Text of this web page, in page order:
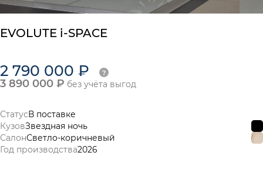
EVOLUTE i-SPACE
2 790 000 ₽
3 890 000 ₽ без учёта выгод
СтатусВ поставке
КузовЗвездная ночь
СалонСветло-коричневый
Год производства2026